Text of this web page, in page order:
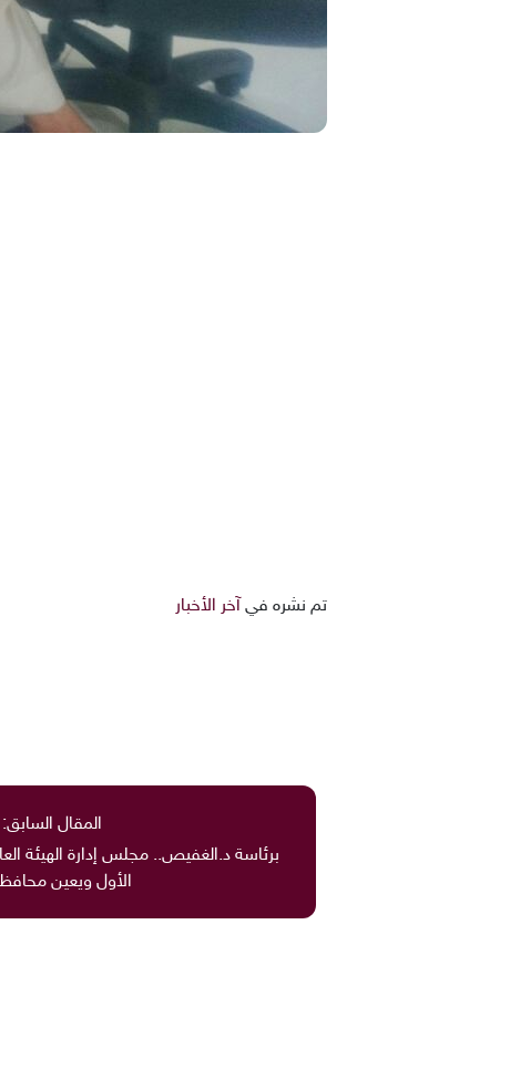
تم نشره في آخر الأخبار
المقال السابق:
برئاسة د.الغفيص.. مجلس إدارة الهيئة
الأول ويعين